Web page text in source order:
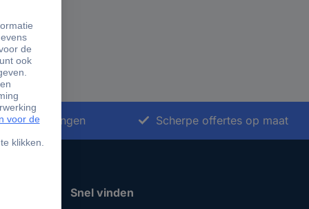
Scherpe offertes op maat
Snel vinden